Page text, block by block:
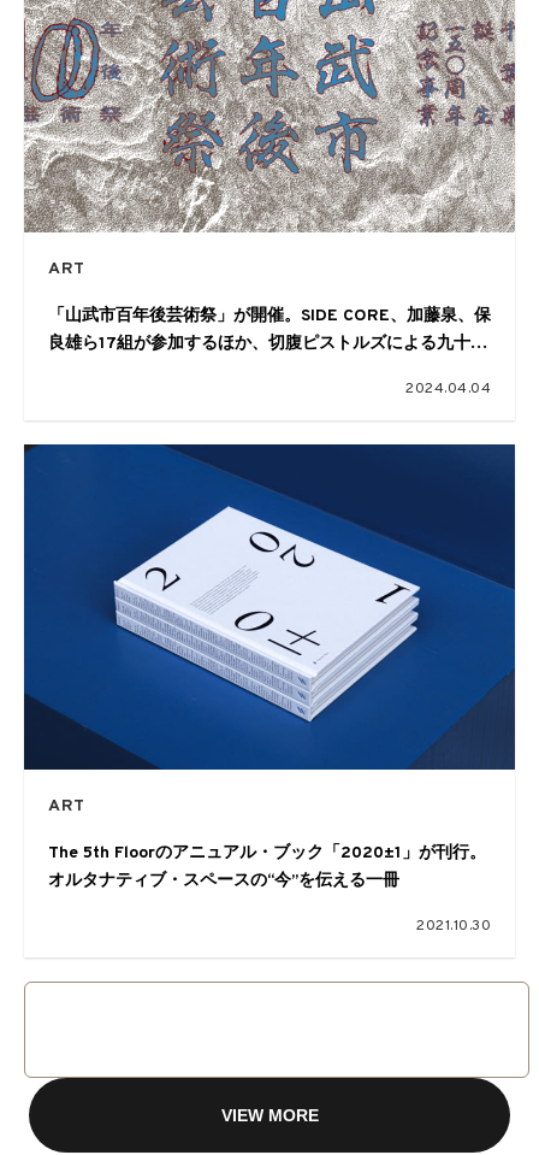
ART
「山武市百年後芸術祭」が開催。SIDE CORE、加藤泉、保
良雄ら17組が参加するほか、切腹ピストルズによる九十九
2024.04.04
ART
The 5th Floorのアニュアル・ブック「2020±1」が刊行。
オルタナティブ・スペースの“今”を伝える一冊
2021.10.30
VIEW MORE